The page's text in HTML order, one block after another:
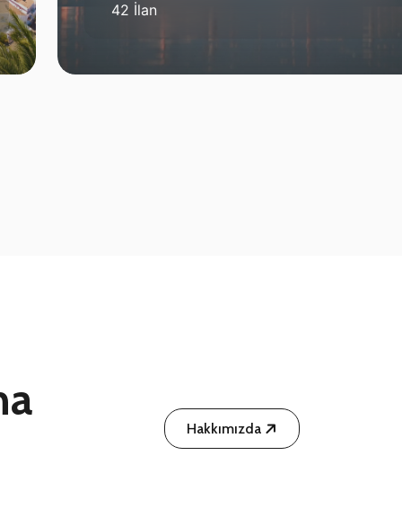
42 İlan
Hakkımızda